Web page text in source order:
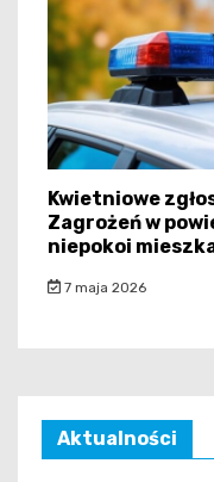
Kwietniowe
Zagrożeń w
niepokoi
7 maja 2026
Aktualności